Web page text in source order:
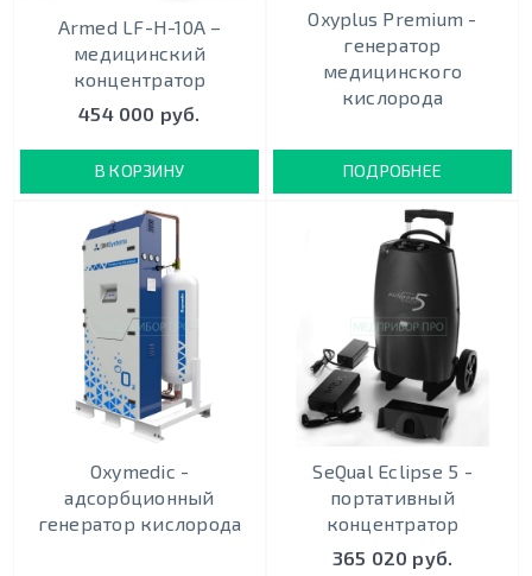
Armed LF-H-10A –
медицинский
концентратор
454 000 руб.
В КОРЗИНУ
Oxyplus Premium -
генератор
медицинского
кислорода
ПОДРОБНЕЕ
Oxymedic -
адсорбционный
генератор кислорода
SeQual Eclipse 5 -
портативный
концентратор
365 020 руб.